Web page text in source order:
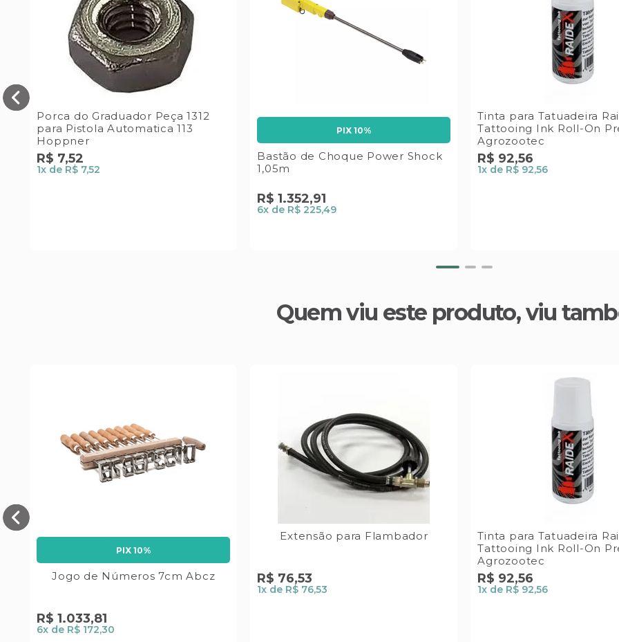
Porca do Graduador Peça 1312
para Pistola Automatica 113
Hoppner
R$ 7,52
1x de R$ 7,52
PIX 10%
Bastão de Choque Power Shock
1,05m
R$ 1.352,91
6x de R$ 225,49
Tinta para Tatuadeira
Tattooing Ink Roll-On
Agrozootec
R$ 92,56
1x de R$ 92,56
Quem viu este produto, viu
PIX 10%
Jogo de Números 7cm Abcz
R$ 1.033,81
6x de R$ 172,30
Extensão para Flambador
R$ 76,53
1x de R$ 76,53
Tinta para Tatuadeira
Tattooing Ink Roll-On
Agrozootec
R$ 92,56
1x de R$ 92,56